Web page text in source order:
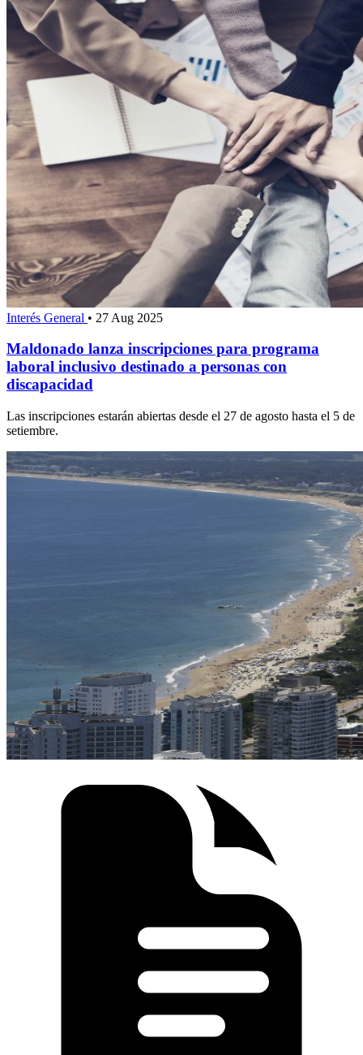
Interés General • 27 Aug 2025
Maldonado lanza inscripciones para programa
laboral inclusivo destinado a personas con
discapacidad
Las inscripciones estarán abiertas desde el 27 de agosto hasta el 5 de
setiembre.